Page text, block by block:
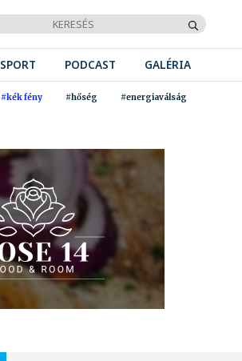
SPORT PODCAST GALÉRIA
#kék fény #hőség #energiaválság